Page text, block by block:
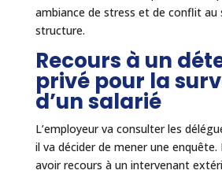
ambiance de stress et de conflit au
structure.
Recours à un
privé pour la
d’un salarié
L’employeur va consulter les
il va décider de mener une enquête.
avoir recours à un intervenant